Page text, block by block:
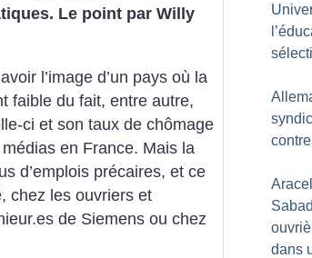
Le point par Willy
l’image d’un pays où la
faible du fait, entre autre,
ci et son taux de chômage
en France. Mais la
d’emplois précaires, et ce
chez les ouvriers et
de Siemens ou chez
dans